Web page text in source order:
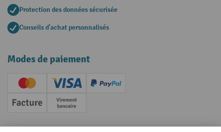
Protection des données sécurisée
Conseils d'achat personnalisés
Modes de paiement
Creditcard (Master)Creditcard (Visa)
PayPal
Facture Paiement anticipé